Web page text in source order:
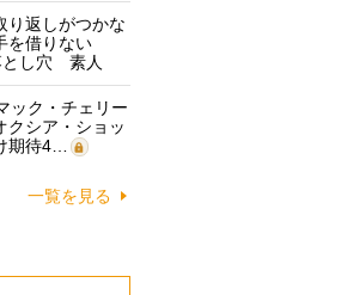
り返しがつかな
を借りない
とし穴 素人
ック・チェリー
クシア・ショッ
期待4…
一覧を見る